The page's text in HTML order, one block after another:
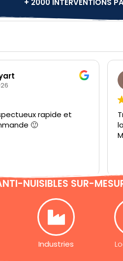
+ 2000 INTERVENTIONS
Leborgne
2026
Jordan a bien expliqué
je suis très satisfaite.
NUISIBLES SUR-
Industries